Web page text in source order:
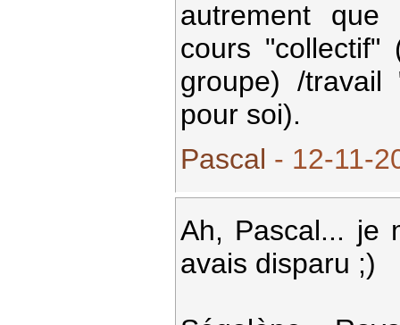
autrement que
cours
groupe) /travail
pour soi).
Pascal - 12-11-
Ah, Pascal... je
avais disparu ;)